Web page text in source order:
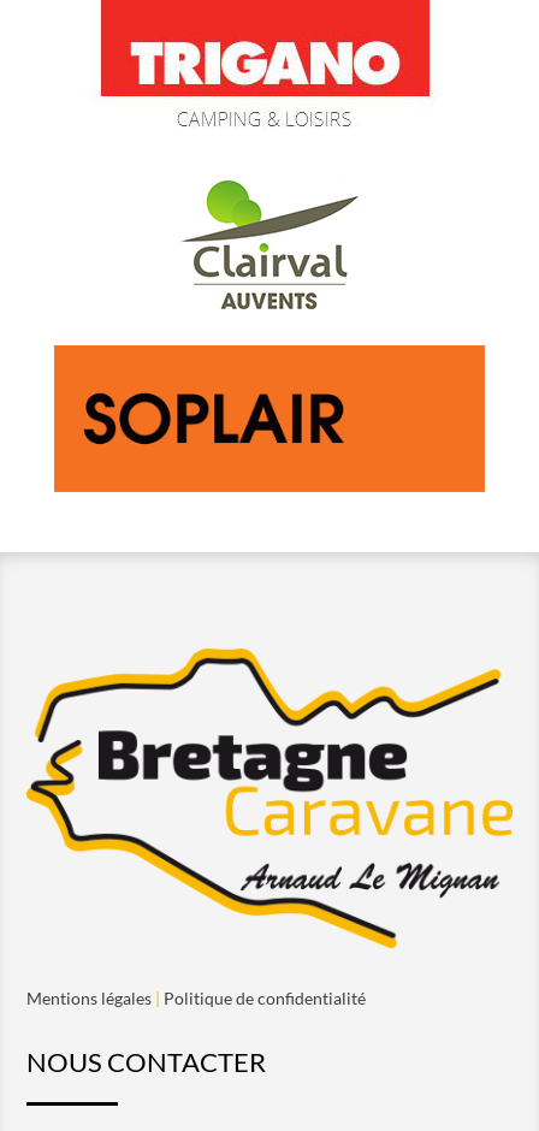
Mentions légales | Politique de confidentialité
NOUS CONTACTER